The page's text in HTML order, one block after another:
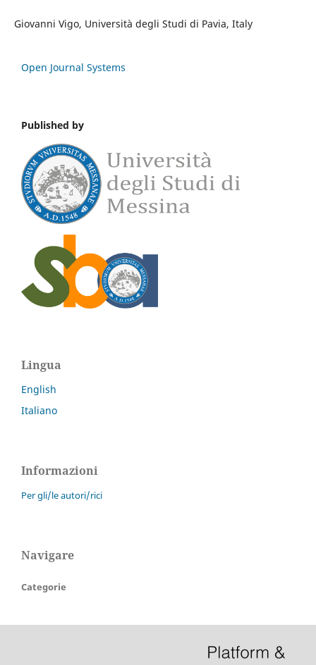
Giovanni Vigo, Università degli Studi di Pavia, Italy
Open Journal Systems
Published by
Lingua
English
Italiano
Informazioni
Per gli/le autori/rici
Navigare
Categorie